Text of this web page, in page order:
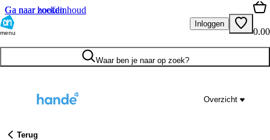
Ga naar hoofdinhoud
Ga naar zoeken
menu
Inloggen
0.00
Waar ben je naar op zoek?
Overzicht
Terug